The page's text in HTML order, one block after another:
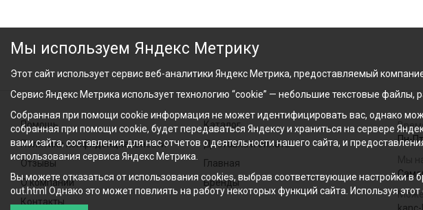
Помощь
Политика конфиденциальности
Отзывы
О компании
Контакты
Каталог
Доставка и оплата
Главная
Бренды
Пн-
Мы используем Яндекс Метрику
Этот сайт использует сервис веб-аналитики Яндекс Метрика, предоставляемый
Сервис Яндекс Метрика использует технологию “cookie” — небольшие текстовые
Собранная при помощи cookie информация не может идентифицировать вас, однако
собранная при помощи cookie, будет передаваться Яндексу и храниться на сервере
вами сайта, составления для нас отчетов о деятельности нашего сайта, и
использования сервиса Яндекс Метрика.
Вы можете отказаться от использования cookies, выбрав соответствующие
out.html Однако это может повлиять на работу некоторых функций сайта. Используя